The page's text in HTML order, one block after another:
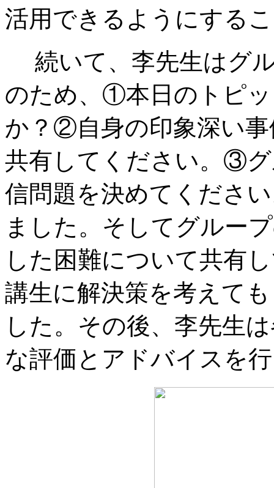
活用できるようにする
続いて、李先生はグ
のため、①本日のトピ
か？②自身の印象深い
共有してください。③
信問題を決めてくださ
ました。そしてグルー
した困難について共有
講生に解決策を考えて
した。その後、李先生
な評価とアドバイスを